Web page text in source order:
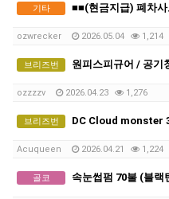
기타 ■■(현금지급) 폐차사고차
ozwrecker 2026.05.04 1,214
브리즈번 원피스피규어 / 공기
ozzzzv 2026.04.23 1,276
브리즈번 DC Cloud monster
Acuqueen 2026.04.21 1,224
골코 속눈썹펌 70불 (블랙